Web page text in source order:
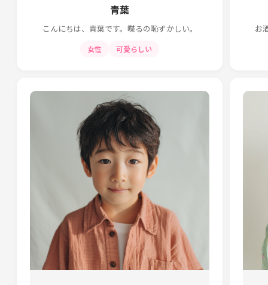
青葉
こんにちは、青葉です。喋るの恥ずかしい。
女性 可愛らしい
お